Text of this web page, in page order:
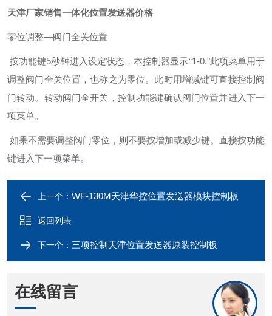
天津厂家销售一体化位置发送器价格
零位调整—阀门全关位置
按功能键5秒钟进入设定状态，本控制器显示“1-0."此项菜单用于
调整阀门全关位置，也称之为零位。此时用增减键可直接控制阀
门转动。转动阀门全开关，控制功能键确认阀门位置并进入下一
项菜单。
如果不需要调整阀门零位，则不要按增加或减少键。直接按功能
键进入下一项菜单。
上一个： WF-130M天津华控位置发送器模块控制板
返回列表
下一个： 三项控制天津位置发送器原装控制板
在线留言